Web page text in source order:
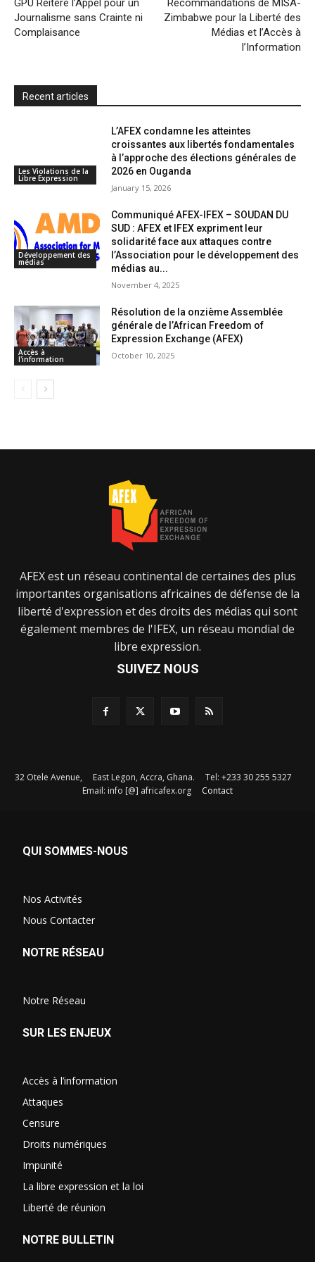
n
Journalisme sans Crainte ni
Complaisance
Zimbabwe pour la Liberté des
Médias et l’Accès à
l’Information
Recent articles
Les Violations de la
Libre Expression
L’AFEX condamne les atteintes
croissantes aux libertés fondamentales
à l’approche des élections générales de
2026 en Ouganda
January 15, 2026
Développement des
médias
Communiqué AFEX-IFEX – SOUDAN DU
SUD : AFEX et IFEX expriment leur
solidarité face aux attaques contre
l’Association pour le développement des
médias au...
November 4, 2025
Accès à
l'information
Résolution de la onzième Assemblée
générale de l’African Freedom of
Expression Exchange (AFEX)
October 10, 2025
AFEX est un réseau continental de certaines des plus
importantes organisations africaines de défense de la
liberté d'expression et des droits des médias qui sont
également membres de l'IFEX, un réseau mondial de
libre expression.
SUIVEZ NOUS
32 Otele Avenue, East Legon, Accra, Ghana. Tel: +233 30 255 5327
Email: info [@] africafex.org Contact
QUI SOMMES-NOUS
Nos Activités
Nous Contacter
NOTRE RÉSEAU
Notre Réseau
SUR LES ENJEUX
Accès à l’information
Attaques
Censure
Droits numériques
Impunité
La libre expression et la loi
Liberté de réunion
NOTRE BULLETIN